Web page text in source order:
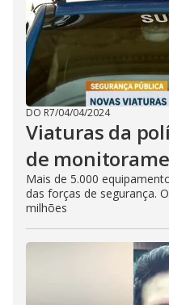
DO R7/04/04/2024
Viaturas da
de
Mais de 5.000
das forças de segurança.
milhões